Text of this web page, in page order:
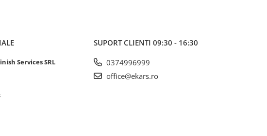
Services SRL
SUPORT CLIENTI 09:30 - 16:30
0374996999
office@ekars.ro